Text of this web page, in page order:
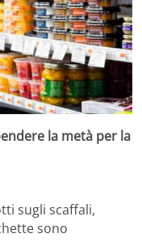
la metà per la
sugli scaffali,
sono